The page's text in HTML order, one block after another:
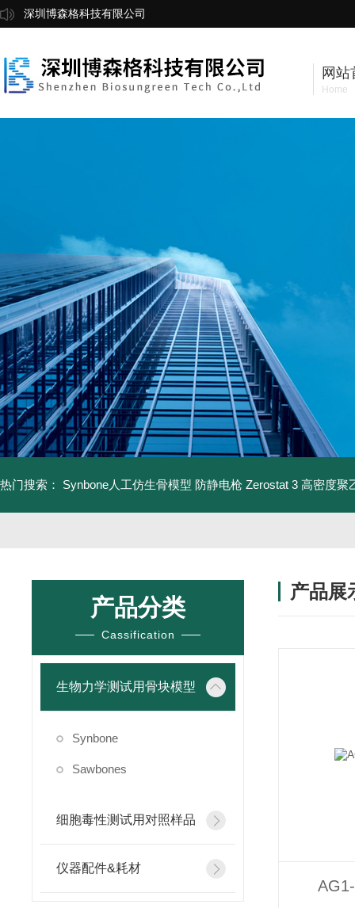
深圳博森格科技有限公司
网站
Home
热门搜索： Synbone人工仿生骨模型 防静电枪 Zerostat 3 高密度聚
产品分类
Cassification
生物力学测试用骨块模型
Synbone
Sawbones
细胞毒性测试用对照样品
仪器配件&耗材
产品展